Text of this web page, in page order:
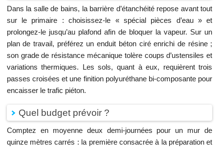
Dans la salle de bains, la barrière d’étanchéité repose avant tout
sur le primaire : choisissez-le « spécial pièces d’eau » et
prolongez-le jusqu’au plafond afin de bloquer la vapeur. Sur un
plan de travail, préférez un enduit béton ciré enrichi de résine ;
son grade de résistance mécanique tolère coups d’ustensiles et
variations thermiques. Les sols, quant à eux, requièrent trois
passes croisées et une finition polyuréthane bi-composante pour
encaisser le trafic piéton.
Quel budget prévoir ?
Comptez en moyenne deux demi-journées pour un mur de
quinze mètres carrés : la première consacrée à la préparation et